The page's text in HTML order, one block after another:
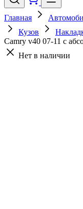
Главная
Кузов
Camry v40 07-11 с
Нет в наличии